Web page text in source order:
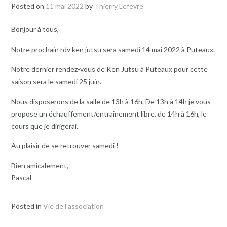
Posted on 11 mai 2022 by Thierry Lefevre
Bonjour à tous,
Notre prochain rdv ken jutsu sera samedi 14 mai 2022 à Puteaux.
Notre dernier rendez-vous de Ken Jutsu à Puteaux pour cette
saison sera le samedi 25 juin.
Nous disposerons de la salle de 13h à 16h. De 13h à 14h je vous
propose un échauffement/entrainement libre, de 14h à 16h, le
cours que je dirigerai.
Au plaisir de se retrouver samedi !
Bien amicalement,
Pascal
Posted in Vie de l'association